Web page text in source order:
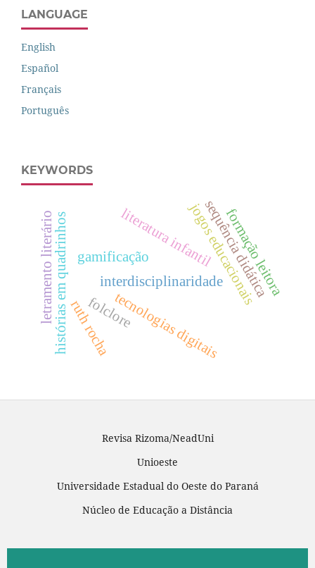
LANGUAGE
English
Español
Français
Português
KEYWORDS
gamificação
interdisciplinaridadejogos educacionais
histórias em quadrinhos folcloretecnologias digitais
sequência didática
formação leitora
letramento literário literatura infantil
ruth rocha
Revisa Rizoma/NeadUni
Unioeste
Universidade Estadual do Oeste do Paraná
Núcleo de Educação a Distância